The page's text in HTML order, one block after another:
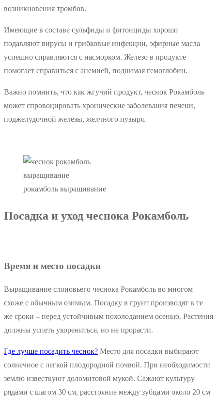
возникновения тромбов.
Имеющие в составе сульфиды и фитонциды хорошо
подавляют вирусы и грибковые инфекции, эфирные масла
успешно справляются с насморком. Железо в продукте
помогает справиться с анемией, поднимая гемоглобин.
Важно помнить, что как жгучий продукт, чеснок Рокамболь
может спровоцировать хронические заболевания печени,
поджелудочной железы, желчного пузыря.
рокамболь выращивание
Посадка и уход чеснока Рокамболь
Время и место посадки
Выращивание слоновьего чеснока Рокамболь во многом
схоже с обычным озимым. Посадку в грунт производят в те
же сроки – перед устойчивым похолоданием осенью. Растения
должны успеть укорениться, но не прорасти.
Где лучше посадить чеснок? Место для посадки выбирают
солнечное с легкой плодородной почвой. При необходимости
землю известкуют доломитовой мукой. Сажают культуру
рядами с шагом 30 см, расстояние между зубцами около 20 см